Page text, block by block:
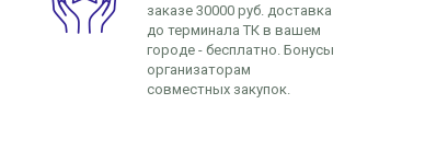
заказе 30000 руб. доставка
до терминала ТК в вашем
городе - бесплатно. Бонусы
организаторам
совместных закупок.